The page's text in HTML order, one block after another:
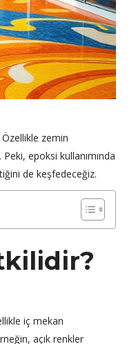
zemin
epoksi kullanımında
de keşfedeceğiz.
iç mekan
açık renkler